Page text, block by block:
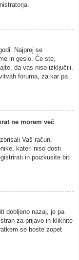
Najprej se
in geslo. Če ste,
da vas niso izključili.
foruma, za kar pa
ne morem več
Vaš račun.
kateri niso dosti
in poizkusite biti
dobljeno nazaj, je pa
za prijavo in kliknite
se boste zopet